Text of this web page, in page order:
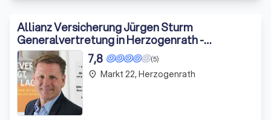
Allianz Versicherung Jürgen Sturm
Generalvertretung in Herzogenrath -
Kohlscheid
(5)
7,8
place Markt 22, Herzogenrath